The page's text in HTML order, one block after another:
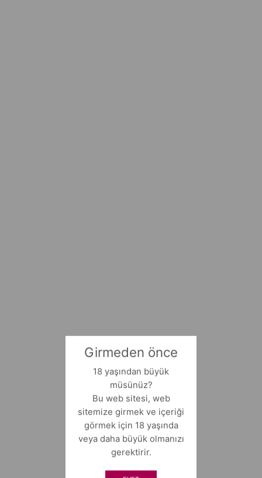
Girmeden önce
18 yaşından büyük
müsünüz?
Bu web sitesi, web
sitemize girmek ve içeriği
görmek için 18 yaşında
veya daha büyük olmanızı
gerektirir.